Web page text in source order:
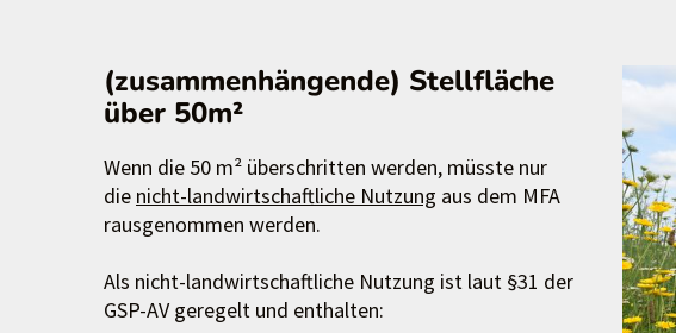
(zusammenhängende) Stellfläche
über 50m²
Wenn die 50 m² überschritten werden, müsste nur
die nicht-landwirtschaftliche Nutzung aus dem MFA
rausgenommen werden.
Als nicht-landwirtschaftliche Nutzung ist laut §31 der
GSP-AV geregelt und enthalten: